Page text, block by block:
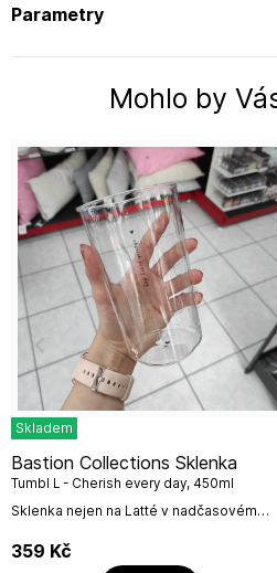
Parametry
Mohlo by
Skladem
Sklenka nejen na Latté v nadčasovém
mírně čtvercový, sklenka má nápis
Cherish every day / Vážit...
Bastion Collections Sklenka
Tumbl L - Cherish every day, 450ml
359 Kč